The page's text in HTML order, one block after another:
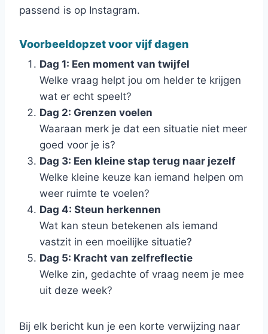
passend is op Instagram.
Voorbeeldopzet voor vijf dagen
Dag 1: Een moment van twijfel
Welke vraag helpt jou om helder te krijgen
wat er echt speelt?
Dag 2: Grenzen voelen
Waaraan merk je dat een situatie niet meer
goed voor je is?
Dag 3: Een kleine stap terug naar jezelf
Welke kleine keuze kan iemand helpen om
weer ruimte te voelen?
Dag 4: Steun herkennen
Wat kan steun betekenen als iemand
vastzit in een moeilijke situatie?
Dag 5: Kracht van zelfreflectie
Welke zin, gedachte of vraag neem je mee
uit deze week?
Bij elk bericht kun je een korte verwijzing naar